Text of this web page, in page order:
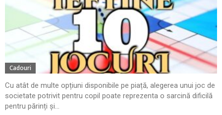
Cadouri
Cu atât de multe opțiuni disponibile pe piață, alegerea unui joc de
societate potrivit pentru copil poate reprezenta o sarcină dificilă
pentru părinți și...